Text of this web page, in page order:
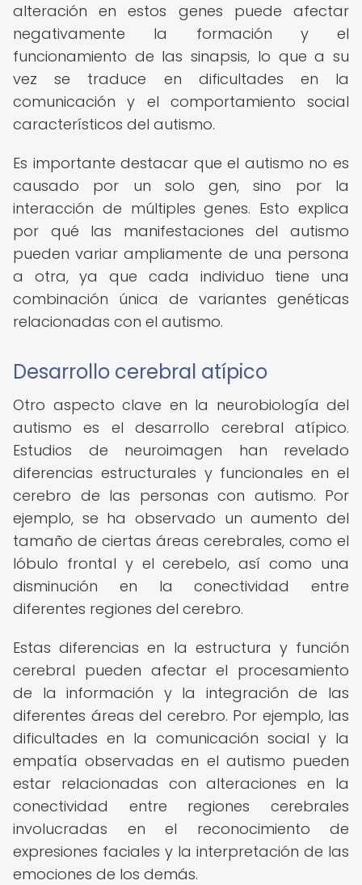
alteración en estos genes puede afectar
negativamente la formación y el
funcionamiento de las sinapsis, lo que a su
vez se traduce en dificultades en la
comunicación y el comportamiento social
característicos del autismo.
Es importante destacar que el autismo no es
causado por un solo gen, sino por la
interacción de múltiples genes. Esto explica
por qué las manifestaciones del autismo
pueden variar ampliamente de una persona
a otra, ya que cada individuo tiene una
combinación única de variantes genéticas
relacionadas con el autismo.
Desarrollo cerebral atípico
Otro aspecto clave en la neurobiología del
autismo es el desarrollo cerebral atípico.
Estudios de neuroimagen han revelado
diferencias estructurales y funcionales en el
cerebro de las personas con autismo. Por
ejemplo, se ha observado un aumento del
tamaño de ciertas áreas cerebrales, como el
lóbulo frontal y el cerebelo, así como una
disminución en la conectividad entre
diferentes regiones del cerebro.
Estas diferencias en la estructura y función
cerebral pueden afectar el procesamiento
de la información y la integración de las
diferentes áreas del cerebro. Por ejemplo, las
dificultades en la comunicación social y la
empatía observadas en el autismo pueden
estar relacionadas con alteraciones en la
conectividad entre regiones cerebrales
involucradas en el reconocimiento de
expresiones faciales y la interpretación de las
emociones de los demás.